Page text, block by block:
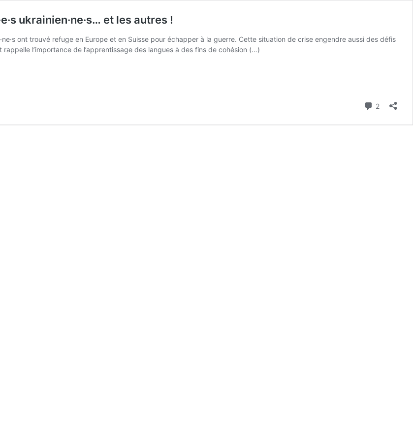
ukrainien·ne·s… et les autres !
ont trouvé refuge en Europe et en Suisse pour échapper à la guerre. Cette situation de crise engendre aussi des défis
l’importance de l’apprentissage des langues à des fins de cohésion (…)
2